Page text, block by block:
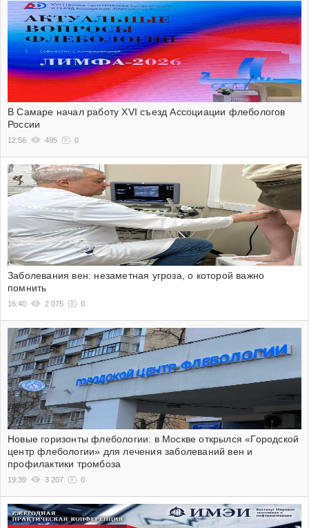
В Самаре начал работу XVI съезд Ассоциации флебологов
России
12:56 495 0
Заболевания вен: незаметная угроза, о которой важно
помнить
16:40 2 075 0
Новые горизонты флебологии: в Москве открылся «Городской
центр флебологии» для лечения заболеваний вен и
профилактики тромбоза
19:39 3 207 0